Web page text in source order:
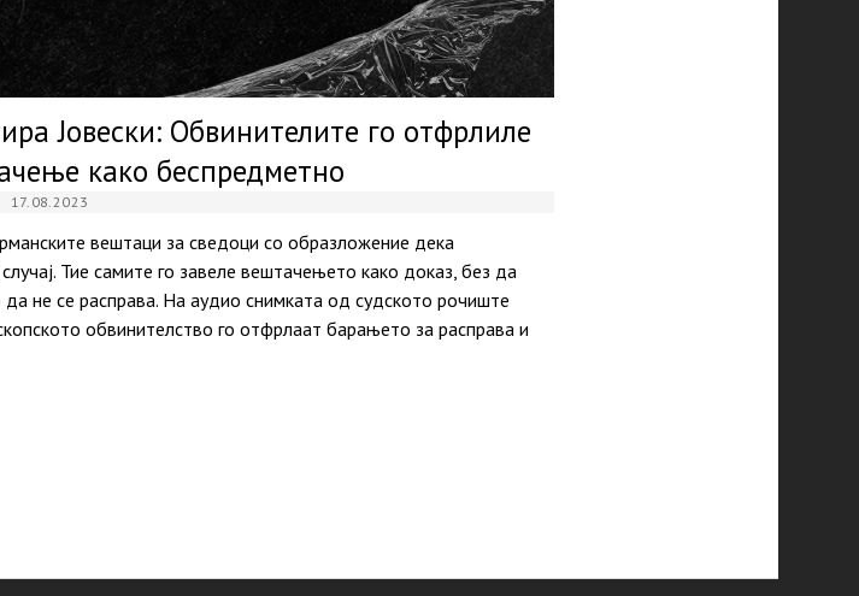
Јовески: Обвинителите го отфрлиле
како беспредметно
17.08.2023
вештаци за сведоци со образложение дека
Тие самите го завеле вештачењето како доказ, без да
не се расправа. На аудио снимката од судското рочиштe
обвинителство го отфрлаат барањето за расправа и